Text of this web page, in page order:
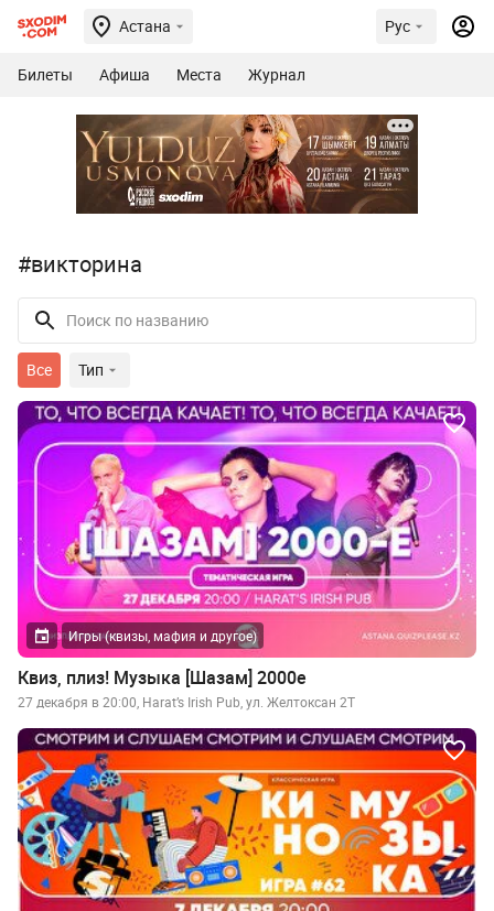
Астана Рус
Билеты Афиша Места Журнал
#викторина
Все Тип
Игры (квизы, мафия и другое)
Квиз, плиз! Музыка [Шазам] 2000е
27 декабря в 20:00, Harat’s Irish Pub, ул. Желтоксан 2Т